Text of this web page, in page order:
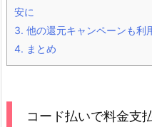
安に
3. 他の還元キャンペーンも利
4. まとめ
コード払いで料金支